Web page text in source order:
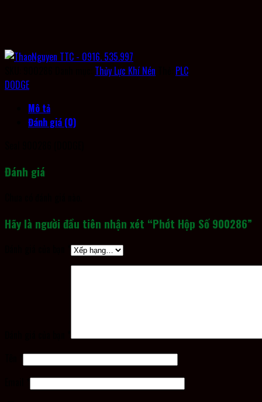
Thủy Lực Khí Nén
PLC
DODGE
Mô tả
Đánh giá (0)
Đánh giá
Hãy là người đầu tiên nhận xét “Phớt Hộp Số 900286”